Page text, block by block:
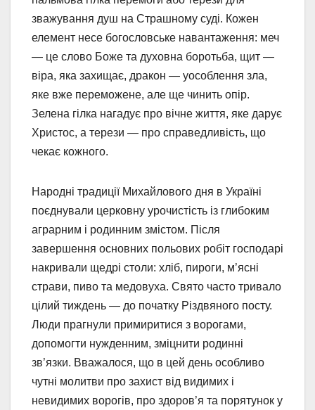
зважування душ на Страшному суді. Кожен
елемент несе богословське навантаження: меч
— це слово Боже та духовна боротьба, щит —
віра, яка захищає, дракон — уособлення зла,
яке вже переможене, але ще чинить опір.
Зелена гілка нагадує про вічне життя, яке дарує
Христос, а терези — про справедливість, що
чекає кожного.
Народні традиції Михайлового дня в Україні
поєднували церковну урочистість із глибоким
аграрним і родинним змістом. Після
завершення основних польових робіт господарі
накривали щедрі столи: хліб, пироги, м’ясні
страви, пиво та медовуха. Свято часто тривало
цілий тиждень — до початку Різдвяного посту.
Люди прагнули примиритися з ворогами,
допомогти нужденним, зміцнити родинні
зв’язки. Вважалося, що в цей день особливо
чутні молитви про захист від видимих і
невидимих ворогів, про здоров’я та порятунок у